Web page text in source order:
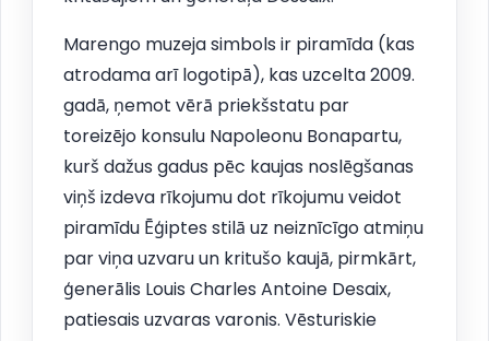
Marengo muzeja simbols ir piramīda (kas
atrodama arī logotipā), kas uzcelta 2009.
gadā, ņemot vērā priekšstatu par
toreizējo konsulu Napoleonu Bonapartu,
kurš dažus gadus pēc kaujas noslēgšanas
viņš izdeva rīkojumu dot rīkojumu veidot
piramīdu Ēģiptes stilā uz neiznīcīgo atmiņu
par viņa uzvaru un kritušo kaujā, pirmkārt,
ģenerālis Louis Charles Antoine Desaix,
patiesais uzvaras varonis. Vēsturiskie